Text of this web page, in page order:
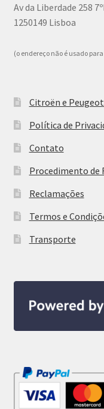
Av da Liberdade 258
1250149 Lisboa
(o endereço não é usado
Citroën e
Política de
Contato
Procedimento de
Reclamações
Termos e
Transporte